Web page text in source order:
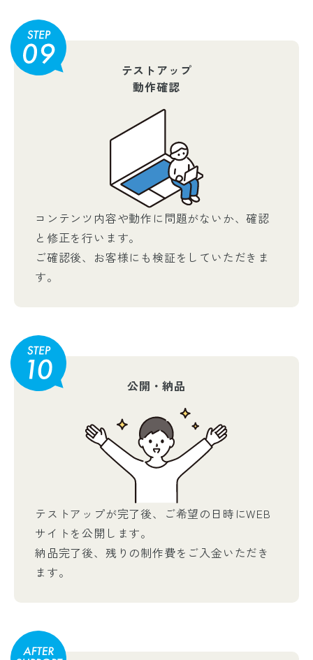
テストアップ
動作確認
コンテンツ内容や動作に問題がないか、確認
と修正を行います。
ご確認後、お客様にも検証をしていただきま
す。
公開・納品
テストアップが完了後、ご希望の日時にWEB
サイトを公開します。
納品完了後、残りの制作費をご入金いただき
ます。